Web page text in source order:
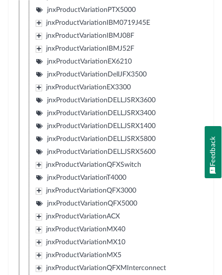
jnxProductVariationPTX5000
jnxProductVariationIBM0719J45E
jnxProductVariationIBMJ08F
jnxProductVariationIBMJ52F
jnxProductVariationEX6210
jnxProductVariationDellJFX3500
jnxProductVariationEX3300
jnxProductVariationDELLJSRX3600
jnxProductVariationDELLJSRX3400
jnxProductVariationDELLJSRX1400
jnxProductVariationDELLJSRX5800
jnxProductVariationDELLJSRX5600
jnxProductVariationQFXSwitch
jnxProductVariationT4000
jnxProductVariationQFX3000
jnxProductVariationQFX5000
jnxProductVariationACX
jnxProductVariationMX40
jnxProductVariationMX10
jnxProductVariationMX5
jnxProductVariationQFXMInterconnect
Feedback